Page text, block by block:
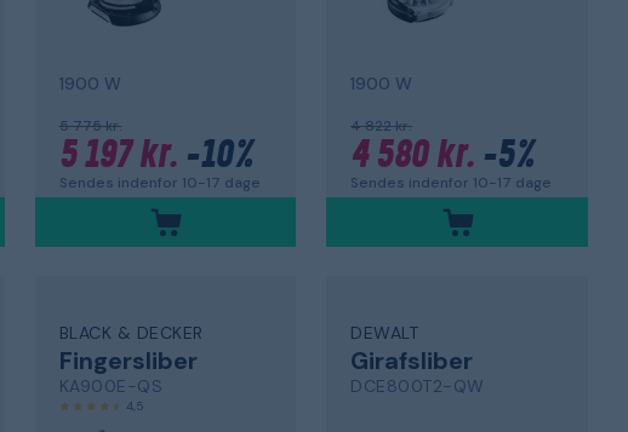
1900 W
5 775 kr.
5 197 kr.-10%
Sendes indenfor 10-17 dage
1900 W
4 822 kr.
4 580 kr. -5%
Sendes indenfor 10-17 dage
BLACK & DECKER
Fingersliber
KA900E-QS
4,5
DEWALT
Girafsliber
DCE800T2-QW